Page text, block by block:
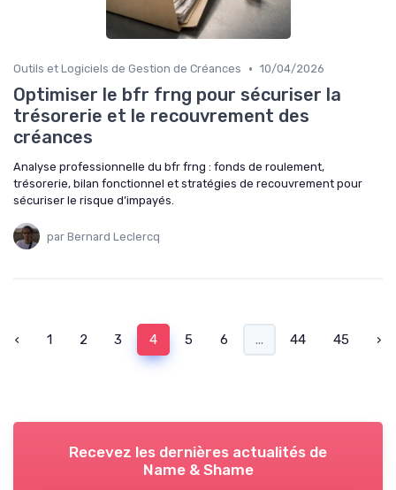
Outils et Logiciels de Gestion de Créances • 10/04/2026
Optimiser le bfr frng pour sécuriser la
trésorerie et le recouvrement des
créances
Analyse professionnelle du bfr frng : fonds de roulement,
trésorerie, bilan fonctionnel et stratégies de recouvrement pour
sécuriser le risque d’impayés.
par Bernard Leclercq
‹ 1 2 3 4 5 6 ... 44 45 ›
Recevez les dernières actualités de
Name & Shame